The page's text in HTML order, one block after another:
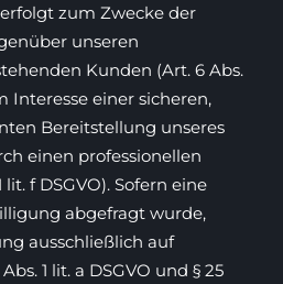
zum Zwecke der
unseren
Kunden (Art. 6 Abs.
Interesse einer sicheren,
Bereitstellung unseres
einen professionellen
f DSGVO). Sofern eine
abgefragt wurde,
ausschließlich auf
1 lit. a DSGVO und § 25